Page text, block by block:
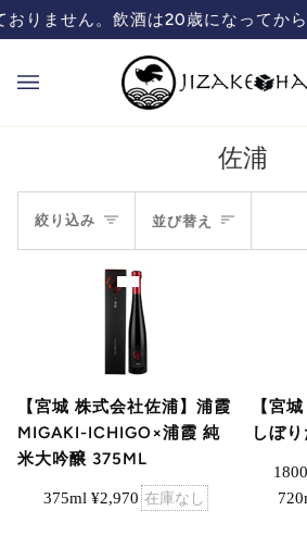
コ
ン
ツ
りません。飲酒は20歳になってから
佐浦
絞り込み
並
び
替
え
並び替え
【宮城 株式会社佐浦】浦霞
MIGAKI-ICHIGO×浦霞 純
米大吟醸 375ML
375ml ¥2,970 在庫なし
【宮
しぼ